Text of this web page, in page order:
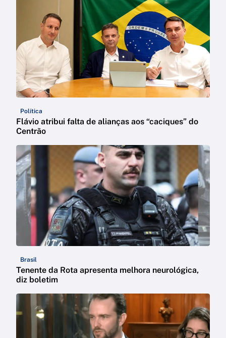
Política
Flávio atribui falta de alianças aos “caciques” do
Centrão
Brasil
Tenente da Rota apresenta melhora neurológica,
diz boletim